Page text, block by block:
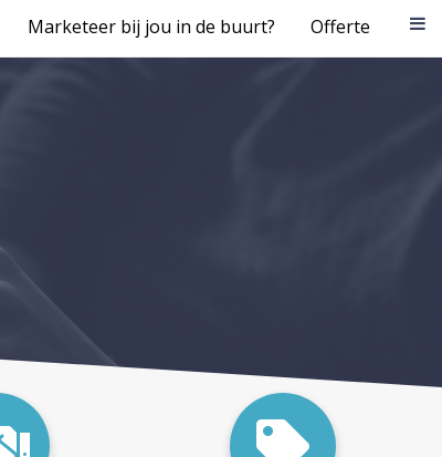
Marketeer bij jou in de buurt? Offerte